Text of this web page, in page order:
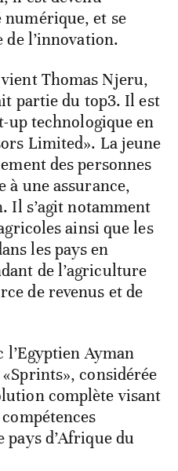
et se
de l’innovation.
Thomas Njeru,
partie du top3. Il est
up technologique en
Limited». La jeune
des personnes
à une assurance,
Il s’agit notamment
ainsi que les
les pays en
de l’agriculture
de revenus et de
l’Egyptien Ayman
considérée
complète visant
pays d’Afrique du